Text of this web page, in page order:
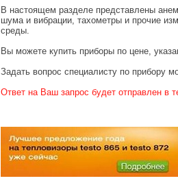
В настоящем разделе представлены
шума и вибрации, тахометры и прочие
среды.
Вы можете купить приборы по цене,
Задать вопрос специалисту по прибору
Ответ на Ваш запрос будет отправлен в